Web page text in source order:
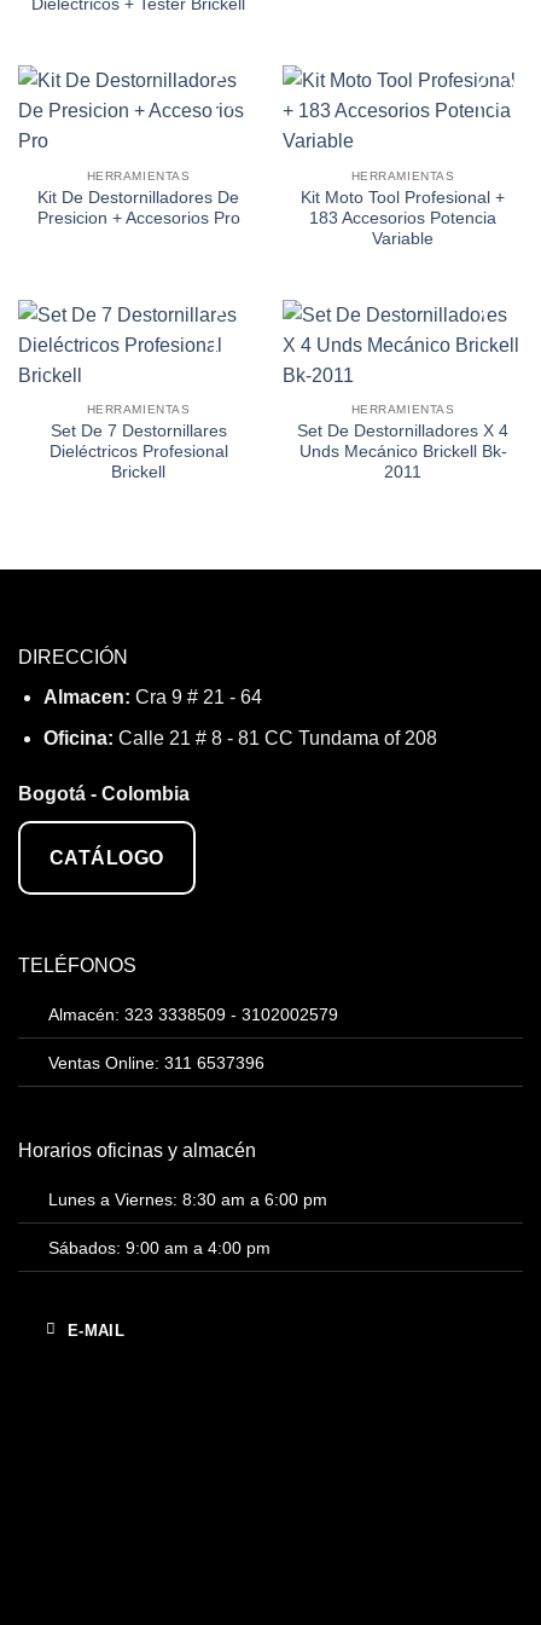
Dieléctricos + Tester Brickell
lista de
deseos
HERRAMIENTAS
Kit De Destornilladores De
Presicion + Accesorios Pro
lista de
deseos
HERRAMIENTAS
Kit Moto Tool Profesional +
183 Accesorios Potencia
Variable
deseos
HERRAMIENTAS
Set De 7 Destornillares
Dieléctricos Profesional
Brickell
lista de
deseos
HERRAMIENTAS
Set De Destornilladores X 4
Unds Mecánico Brickell Bk-
2011
DIRECCIÓN
Almacen: Cra 9 # 21 - 64
Oficina: Calle 21 # 8 - 81 CC Tundama of 208
Bogotá - Colombia
CATÁLOGO
TELÉFONOS
Almacén: 323 3338509 - 3102002579
Ventas Online: 311 6537396
Horarios oficinas y almacén
Lunes a Viernes: 8:30 am a 6:00 pm
Sábados: 9:00 am a 4:00 pm
E-MAIL